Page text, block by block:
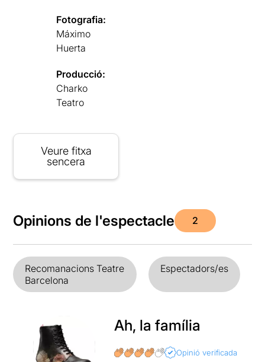
Fotografia:
Máximo
Huerta
Producció:
Charko
Teatro
Veure fitxa
sencera
Opinions de l'espectacle 2
Recomanacions Teatre
Barcelona
Espectadors/es
Ah, la família
Opinió verificada